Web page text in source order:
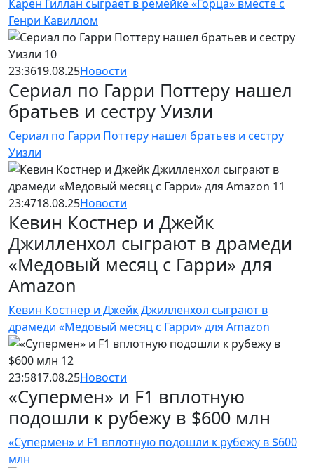
Карен Гиллан сыграет в ремейке «Горца» вместе с
Генри Кавиллом
23:3619.08.25Новости
Сериал по Гарри Поттеру нашел
братьев и сестру Уизли
Сериал по Гарри Поттеру нашел братьев и сестру
Уизли
23:4718.08.25Новости
Кевин Костнер и Джейк
Джилленхол сыграют в драмеди
«Медовый месяц с Гарри» для
Amazon
Кевин Костнер и Джейк Джилленхол сыграют в
драмеди «Медовый месяц с Гарри» для Amazon
23:5817.08.25Новости
«Супермен» и F1 вплотную
подошли к рубежу в $600 млн
«Супермен» и F1 вплотную подошли к рубежу в $600
млн